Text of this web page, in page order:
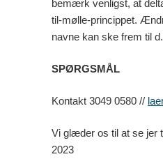
bemærk venligst, at
til-mølle-princippet.
navne kan ske frem til
SPØRGSMÅL
Kontakt 3049 0580 //
Vi glæder os til at se jer
2023